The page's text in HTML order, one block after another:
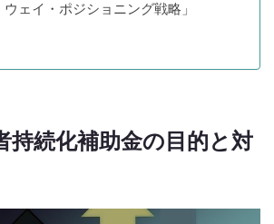
ウェイ・ポジショニング戦略」
持続化補助金の目的と対